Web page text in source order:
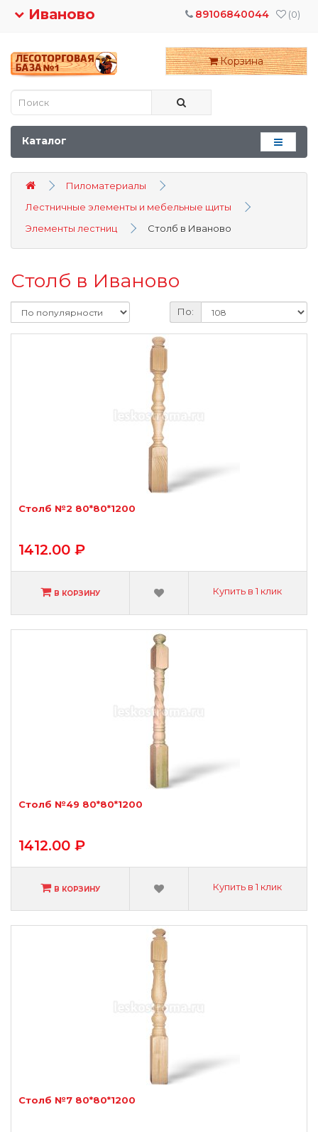
Иваново (0)
89106840044
Корзина
Каталог
Пиломатериалы
Лестничные элементы и мебельные щиты
Элементы лестниц
Столб в Иваново
Столб в Иваново
По:
Столб №2 80*80*1200
1412.00 ₽
В КОРЗИНУ Купить в 1 клик
Столб №49 80*80*1200
1412.00 ₽
В КОРЗИНУ Купить в 1 клик
Столб №7 80*80*1200